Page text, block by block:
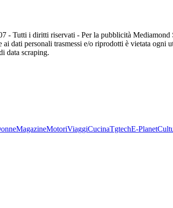
- Tutti i diritti riservati - Per la pubblicità
ai dati personali trasmessi e/o riprodotti è vietata ogni
data scraping.
MagazineMotoriViaggiCucinaTgtechE-Planet